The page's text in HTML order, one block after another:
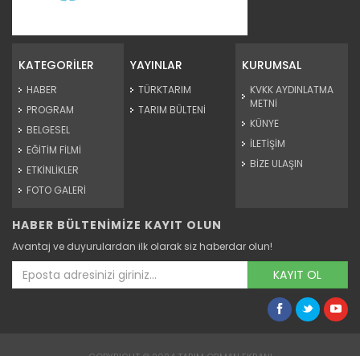
Tarım Orman Gıdamıza Bakalım...
Devamını Oku ->
KATEGORİLER
HABER
PROGRAM
BELGESEL
EĞİTİM FİLMİ
ETKİNLİKLER
FOTO GALERİ
YAYINLAR
TÜRKTARIM
TARIM BÜLTENİ
KURUMSAL
KVKK AYDINLATMA
METNİ
KÜNYE
İLETİŞİM
BİZE ULAŞIN
HABER BÜLTENİMİZE KAYIT OLUN
Avantaj ve duyurulardan ilk olarak siz haberdar olun!
KAYIT OL